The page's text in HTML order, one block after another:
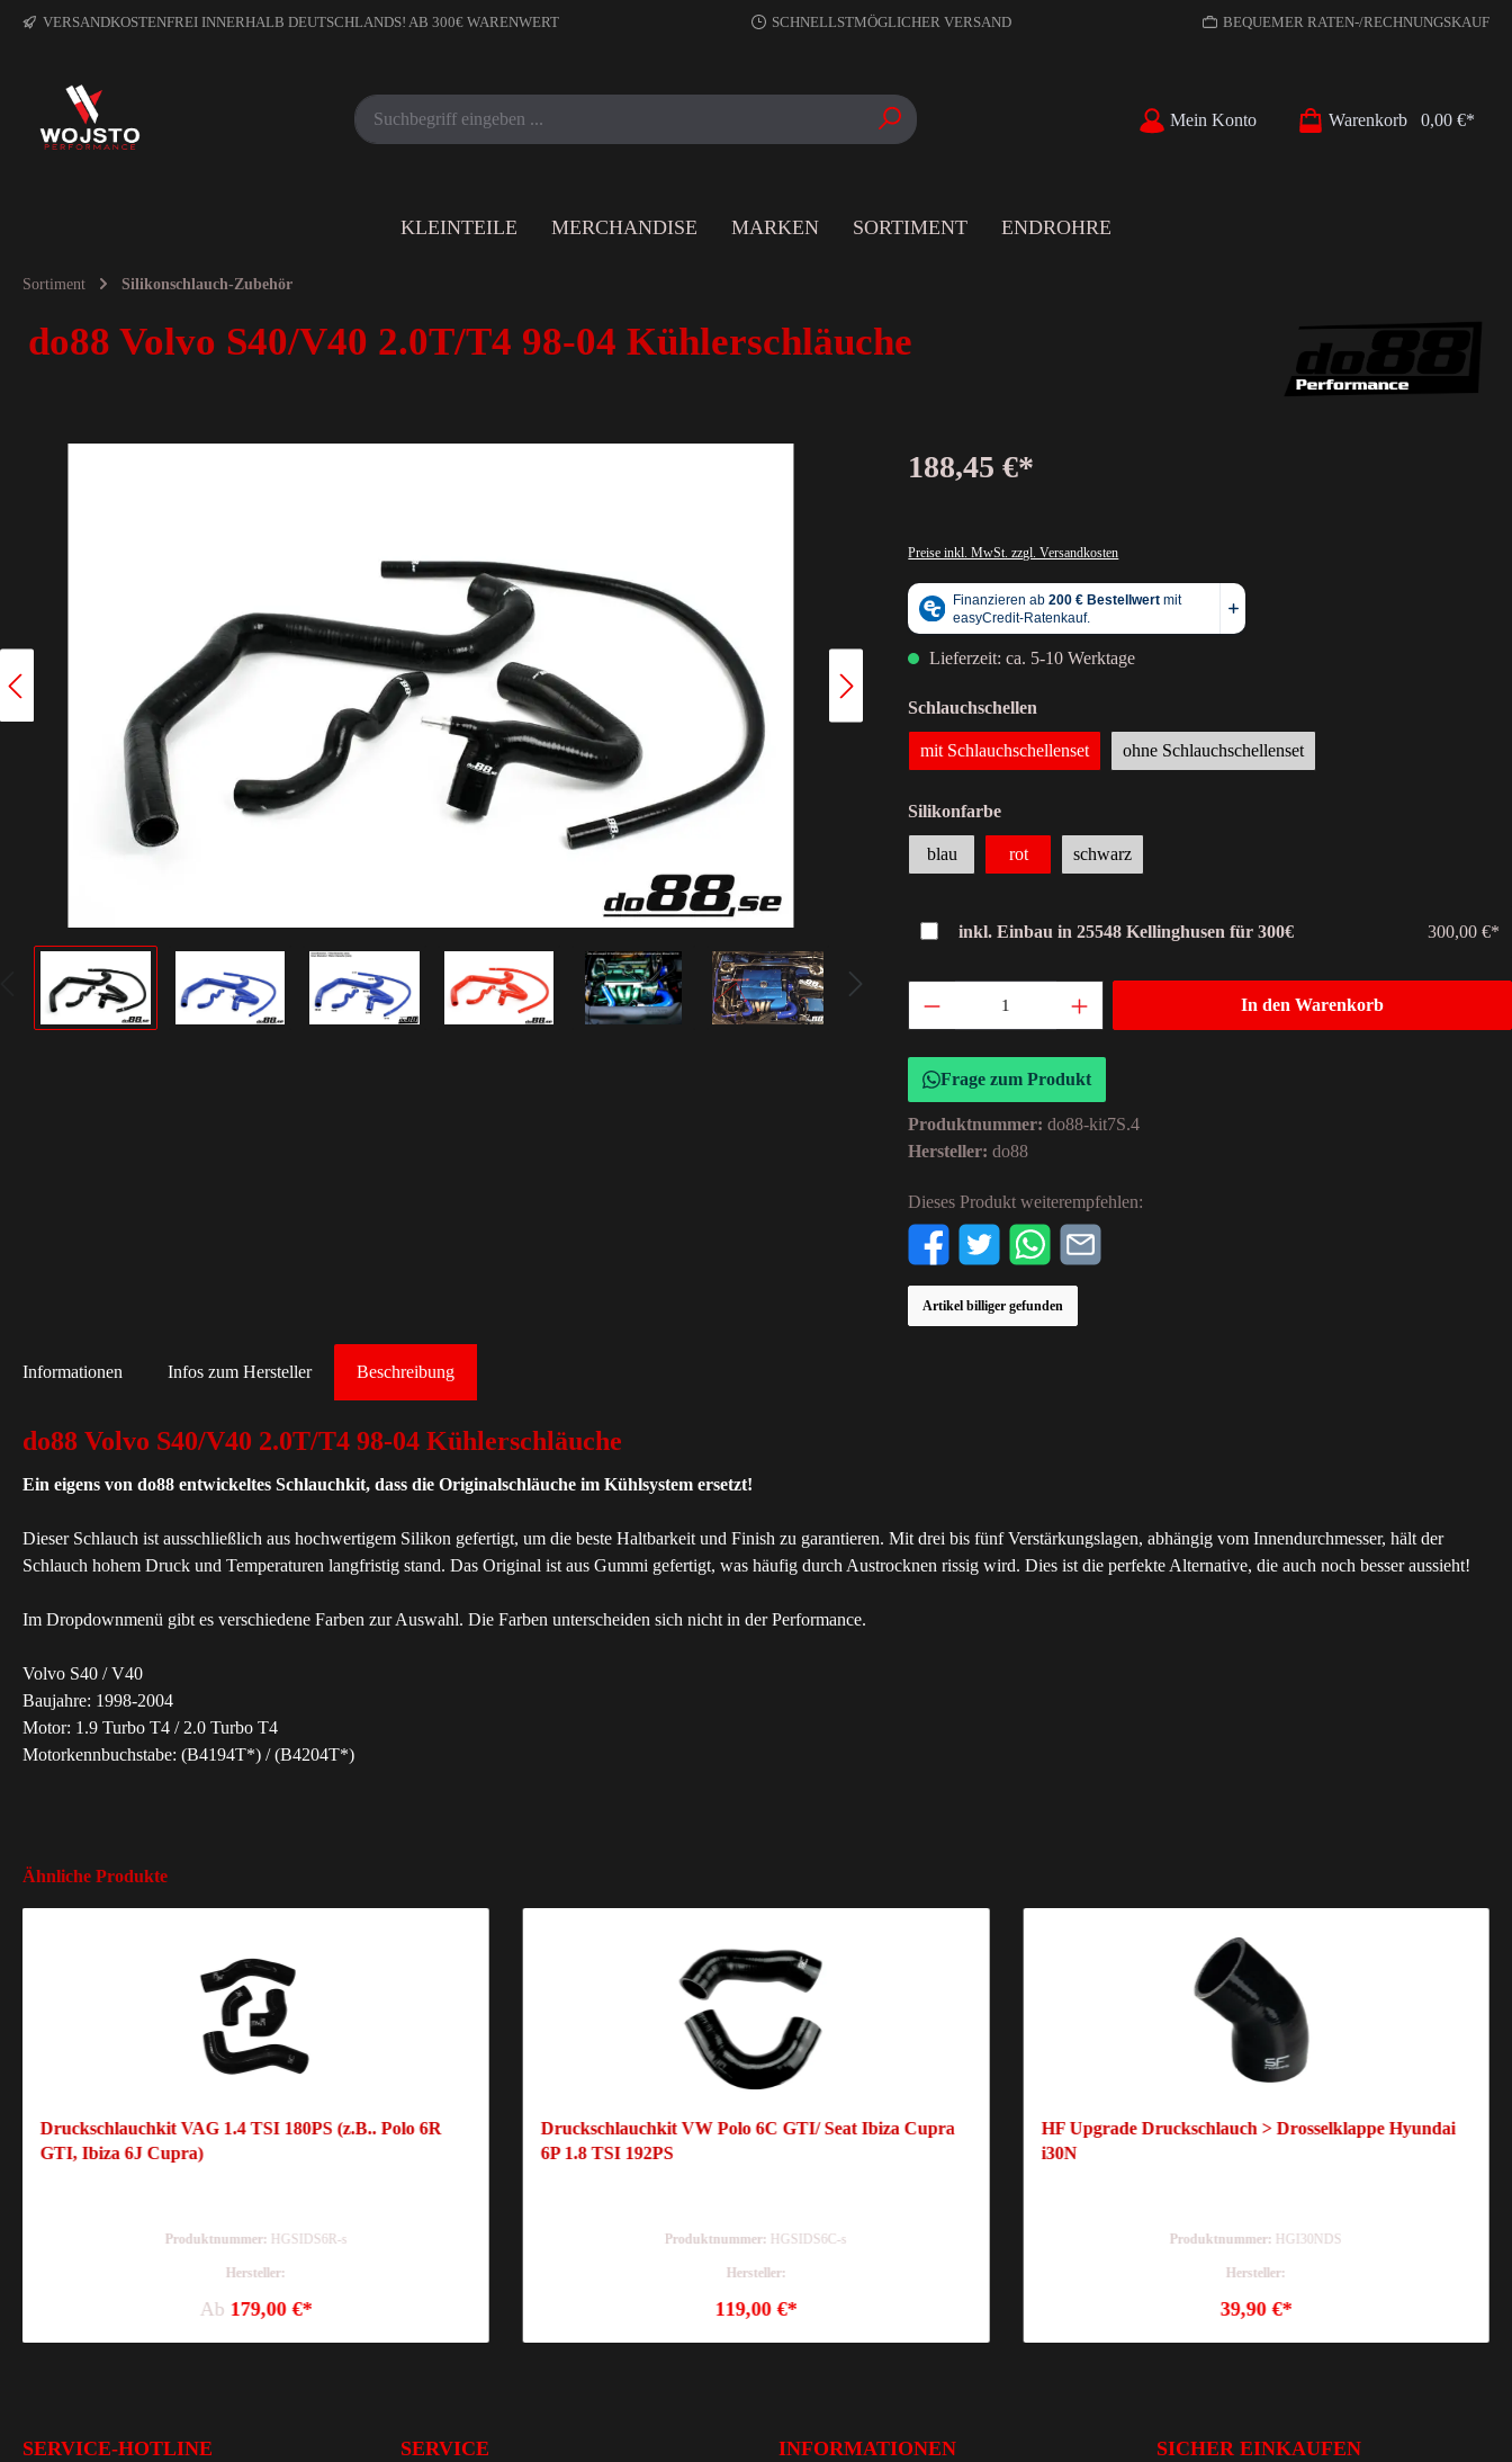
VERSANDKOSTENFREI INNERHALB DEUTSCHLANDS! AB 300€ WARENWERT SCHNELLSTMÖGLICHER VERSAND BEQUEMER RATEN-/RECHNUNGSKAUF
Mein Konto Warenkorb 0,00 €*
KLEINTEILE MERCHANDISE MARKEN SORTIMENT ENDROHRE
Sortiment Silikonschlauch-Zubehör
do88 Volvo S40/V40 2.0T/T4 98-04 Kühlerschläuche
188,45 €*
Preise inkl. MwSt. zzgl. Versandkosten
Lieferzeit: ca. 5-10 Werktage
Schlauchschellen
mit Schlauchschellenset ohne Schlauchschellenset
Silikonfarbe
blau rot schwarz
inkl. Einbau in 25548 Kellinghusen für 300€ 300,00 €*
In den Warenkorb
Frage zum Produkt
Produktnummer:do88-kit7S.4
Hersteller:do88
Dieses Produkt weiterempfehlen:
Artikel billiger gefunden
Beschreibung
Informationen Infos zum Hersteller
do88 Volvo S40/V40 2.0T/T4 98-04 Kühlerschläuche
Ein eigens von do88 entwickeltes Schlauchkit, dass die Originalschläuche im Kühlsystem ersetzt!
Dieser Schlauch ist ausschließlich aus hochwertigem Silikon gefertigt, um die beste Haltbarkeit und Finish zu garantieren. Mit drei bis fünf Verstärkungslagen, abhängig vom Innendurchmesser, hält der
Schlauch hohem Druck und Temperaturen langfristig stand. Das Original ist aus Gummi gefertigt, was häufig durch Austrocknen rissig wird. Dies ist die perfekte Alternative, die auch noch besser aussieht!
Im Dropdownmenü gibt es verschiedene Farben zur Auswahl. Die Farben unterscheiden sich nicht in der Performance.
Volvo S40 / V40
Baujahre: 1998-2004
Motor: 1.9 Turbo T4 / 2.0 Turbo T4
Motorkennbuchstabe: (B4194T*) / (B4204T*)
Ähnliche Produkte
Druckschlauchkit VAG 1.4 TSI 180PS (z.B.. Polo 6R
GTI, Ibiza 6J Cupra)
Produktnummer: HGSIDS6R-s
Hersteller:
Ab 179,00 €*
Druckschlauchkit VW Polo 6C GTI/ Seat Ibiza Cupra
6P 1.8 TSI 192PS
Produktnummer: HGSIDS6C-s
Hersteller:
119,00 €*
HF Upgrade Druckschlauch > Drosselklappe Hyundai
i30N
Produktnummer: HGI30NDS
Hersteller:
39,90 €*
SERVICE-HOTLINE SERVICE INFORMATIONEN SICHER EINKAUFEN